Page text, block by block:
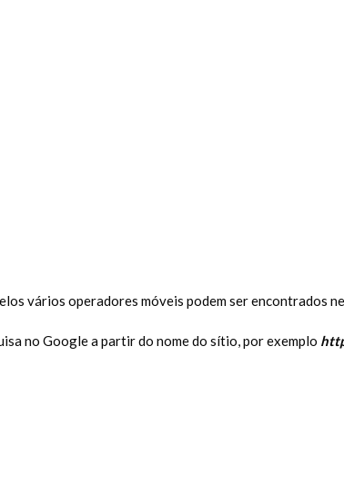
vários operadores móveis podem ser encontrados
no Google a partir do nome do sítio, por exemplo